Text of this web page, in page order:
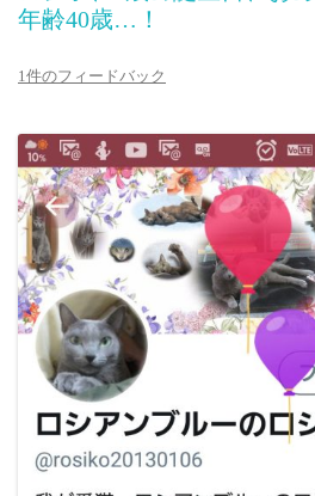
年齢40歳…！
1件のフィードバック